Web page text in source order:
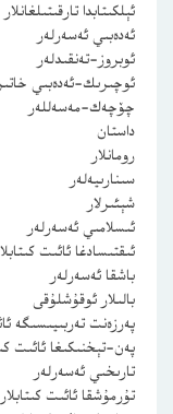
ئېلكىتابدا تارقىتىلغانلار
ئەدەبىي ئەسەرلەر
ئوبروز-تەنقىدلەر
ئوچىرىك-ئەدەبىي
چۆچەك-مەسەللەر
داستان
رومانلار
سىنارىيەلەر
شېئىرلار
ئىسلامىي ئەسەرلەر
ئىقتىسادغا ئائىت
باشقا ئەسەرلەر
بالىلار ئوقۇشلۇقى
پەرزەنت تەربىيىسىگە
پەن-تېخنىكىغا ئائىت
تارىخىي ئەسەرلەر
تۇرمۇشقا ئائىت كىتابلار